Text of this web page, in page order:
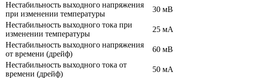
Нестабильность выходного напряжения
при изменении температуры
30 мВ
Нестабильность выходного тока при
изменении температуры
25 мА
Нестабильность выходного напряжения
от времени (дрейф)
60 мВ
Нестабильность выходного тока от
времени (дрейф)
50 мА